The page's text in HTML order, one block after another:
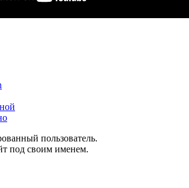
пользователь.
под своим именем.